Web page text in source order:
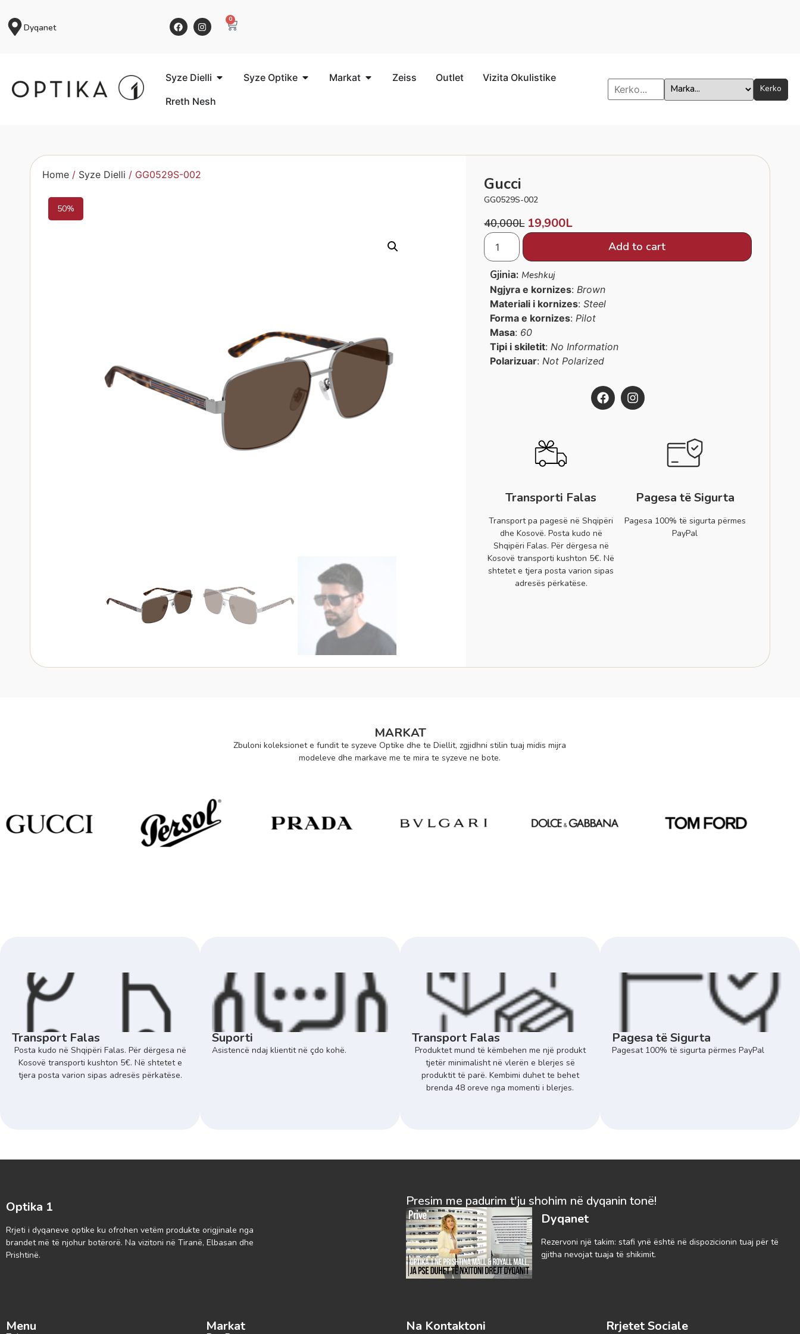
Dyqanet
0
Syze Dielli Syze Optike Markat Zeiss Outlet
Vizita Okulistike
Rreth Nesh
Kerko
Home / Syze Dielli / GG0529S-002
50%
Gucci
GG0529S-002
40,000L 19,900L
Add to cart
Gjinia: Meshkuj
Ngjyra e kornizes:Brown
Materiali i kornizes:Steel
Forma e kornizes:Pilot
Masa: 60
Tipi i skiletit:No Information
Polarizuar:Not Polarized
Transporti Falas
Transport pa pagesë në Shqipëri
dhe Kosovë. Posta kudo në
Shqipëri Falas. Për dërgesa në
Kosovë transporti kushton 5€. Në
shtetet e tjera posta varion sipas
adresës përkatëse.
Pagesa të Sigurta
Pagesa 100% të sigurta përmes
PayPal
MARKAT
Zbuloni koleksionet e fundit te syzeve Optike dhe te Diellit, zgjidhni stilin tuaj midis mijra
modeleve dhe markave me te mira te syzeve ne bote.
Transport Falas
Posta kudo në Shqipëri Falas. Për dërgesa në
Kosovë transporti kushton 5€. Në shtetet e
tjera posta varion sipas adresës përkatëse.
Suporti
Asistencë ndaj klientit në çdo kohë.
Transport Falas
Produktet mund të këmbehen me një produkt
tjetër minimalisht në vlerën e blerjes së
produktit të parë. Kembimi duhet te behet
brenda 48 oreve nga momenti i blerjes.
Pagesa të Sigurta
Pagesat 100% të sigurta përmes PayPal
Optika 1
Rrjeti i dyqaneve optike ku ofrohen vetëm produkte origjinale nga
brandet më të njohur botërorë. Na vizitoni në Tiranë, Elbasan dhe
Prishtinë.
Presim me padurim t'ju shohim në dyqanin tonë!
Dyqanet
Rezervoni një takim: stafi ynë është në dispozicionin tuaj për të
gjitha nevojat tuaja të shikimit.
Menu Markat Na Kontaktoni Rrjetet Sociale